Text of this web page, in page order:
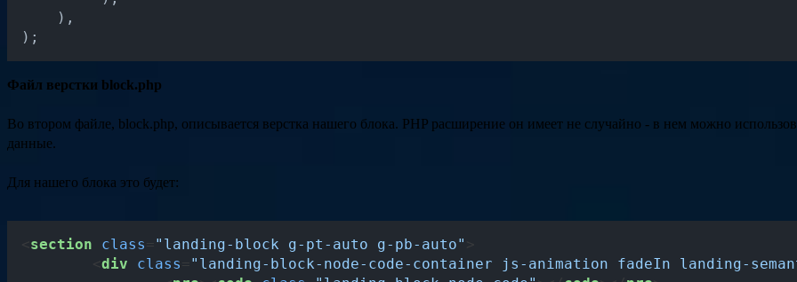
    ),
);
Файл верстки block.php
Во втором файле, block.php, описывается верстка нашего блока. PHP расширение он имеет не случайно - в нем можно
данные.
Для нашего блока это будет:
section class "landing-block g-pt-auto g-pb-auto"
div class
"landing-block-node-code-container js-animation fadeIn landing-